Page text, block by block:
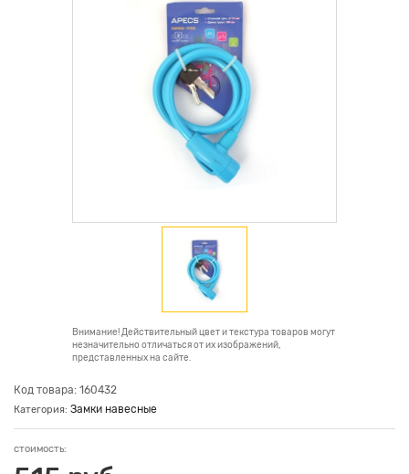
Внимание! Действительный цвет и текстура товаров могут
незначительно отличаться от их изображений,
представленных на сайте.
Код товара: 160432
Категория: Замки навесные
стоимость: